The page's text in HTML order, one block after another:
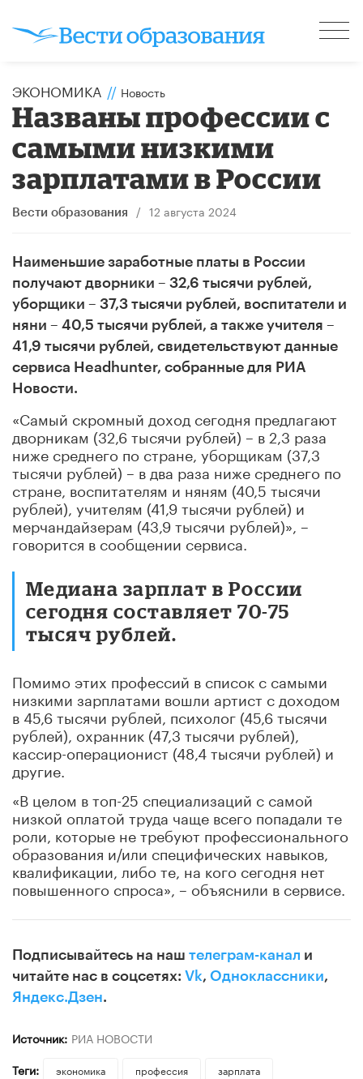
ЭКОНОМИКА // Новость
Названы профессии с
самыми низкими
зарплатами в России
Вести образования / 12 августа 2024
Наименьшие заработные платы в России
получают дворники – 32,6 тысячи рублей,
уборщики – 37,3 тысячи рублей, воспитатели и
няни – 40,5 тысячи рублей, а также учителя –
41,9 тысячи рублей, свидетельствуют данные
сервиса Headhunter, собранные для РИА
Новости.
«Самый скромный доход сегодня предлагают
дворникам (32,6 тысячи рублей) – в 2,3 раза
ниже среднего по стране, уборщикам (37,3
тысячи рублей) – в два раза ниже среднего по
стране, воспитателям и няням (40,5 тысячи
рублей), учителям (41,9 тысячи рублей) и
мерчандайзерам (43,9 тысячи рублей)», –
говорится в сообщении сервиса.
Медиана зарплат в России
сегодня составляет 70-75
тысяч рублей.
Помимо этих профессий в список с самыми
низкими зарплатами вошли артист с доходом
в 45,6 тысячи рублей, психолог (45,6 тысячи
рублей), охранник (47,3 тысячи рублей),
кассир-операционист (48,4 тысячи рублей) и
другие.
«В целом в топ-25 специализаций с самой
низкой оплатой труда чаще всего попадали те
роли, которые не требуют профессионального
образования и/или специфических навыков,
квалификации, либо те, на кого сегодня нет
повышенного спроса», – объяснили в сервисе.
Подписывайтесь на наш телеграм-канал и
читайте нас в соцсетях: Vk, Одноклассники,
Яндекс.Дзен.
Источник: РИА НОВОСТИ
Теги:
экономика профессия
зарплата